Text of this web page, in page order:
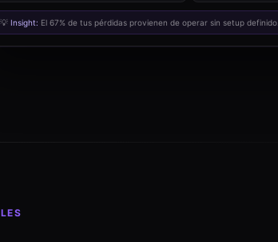
💡 Insight: El 67% de tus pérdidas provienen de operar sin setup definido.